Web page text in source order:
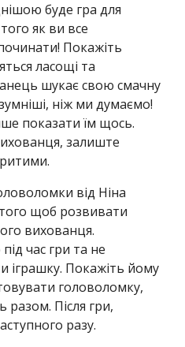
буде гра для
як ви все
Покажіть
ласощі та
шукає свою смачну
ніж ми думаємо!
показати їм щось.
залиште
від Ніна
щоб розвивати
вихованця.
час гри та не
іграшку. Покажіть йому
головоломку,
разом. Після гри,
разу.